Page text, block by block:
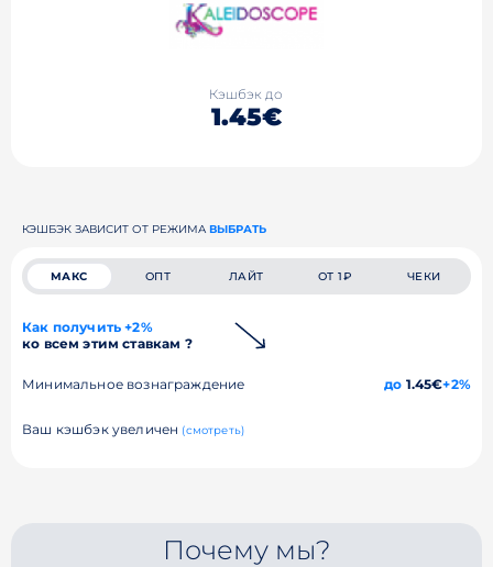
Кэшбэк до
1.45€
КЭШБЭК ЗАВИСИТ ОТ РЕЖИМА ВЫБРАТЬ
МАКС ОПТ ЛАЙТ ОТ 1₽ ЧЕКИ
Как получить +2%
ко всем этим ставкам ?
Минимальное вознаграждение до 1.45€+2%
Ваш кэшбэк увеличен (смотреть)
Почему мы?